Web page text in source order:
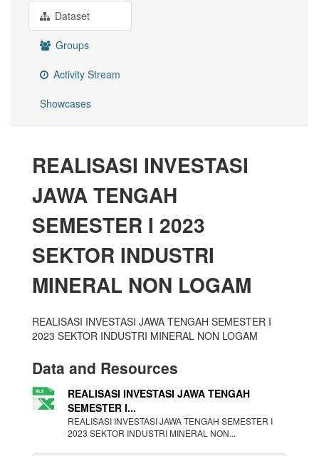
Dataset
Groups
Activity Stream
Showcases
REALISASI INVESTASI
JAWA TENGAH
SEMESTER I 2023
SEKTOR INDUSTRI
MINERAL NON LOGAM
REALISASI INVESTASI JAWA TENGAH SEMESTER I
2023 SEKTOR INDUSTRI MINERAL NON LOGAM
Data and Resources
REALISASI INVESTASI JAWA TENGAH
SEMESTER I...
REALISASI INVESTASI JAWA TENGAH SEMESTER I
2023 SEKTOR INDUSTRI MINERAL NON...